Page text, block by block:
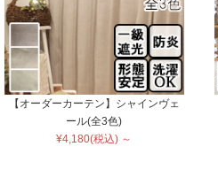
【オーダーカーテン】シャインヴェ
ール(全3色)
¥4,180(税込) ～